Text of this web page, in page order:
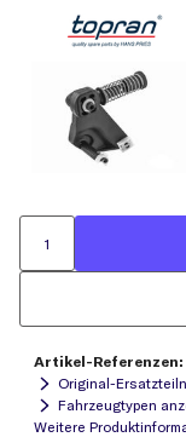
Artikel-Referenzen:
Original-
Fahrzeugtypen